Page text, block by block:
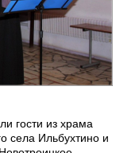
гости из храма
села Ильбухтино и